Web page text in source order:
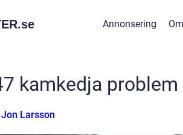
se Annonsering
kamkedja
Jon Larsson